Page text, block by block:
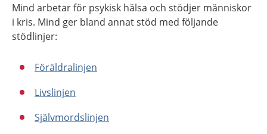
Mind arbetar för psykisk hälsa och stödjer människor
i kris. Mind ger bland annat stöd med följande
stödlinjer:
Föräldralinjen
Livslinjen
Självmordslinjen